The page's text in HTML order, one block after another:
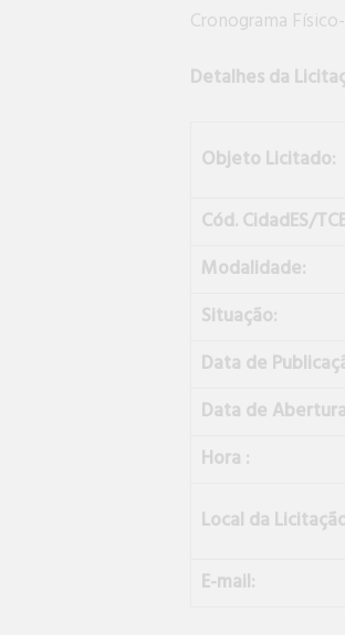
Cronograma
Detalhes da
Objeto Licitado:
Cód. CidadES/
Modalidade:
Situação:
Data de
Data de
Hora :
Local da
E-mail: